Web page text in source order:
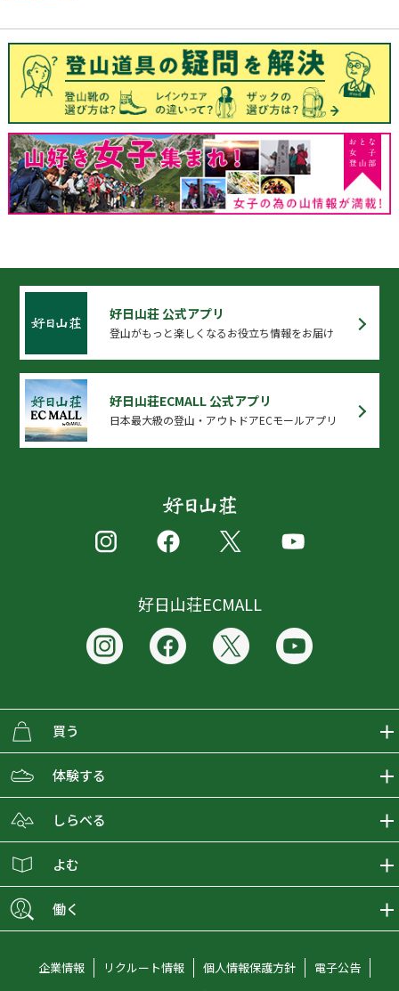
好日山荘 公式アプリ
登山がもっと楽しくなるお役立ち情報をお届け
好日山荘ECMALL 公式アプリ
日本最大級の登山・アウトドアECモールアプリ
好日山荘ECMALL
買う
ECMALLの商品をさがす
取り扱いブランド一覧
ショップブログ
会員募集
体験する
おとな女子登山部
グラビティリサーチ
しらべる
登山レポート
オンラインコンシェルジュ
よむ
好日山荘マガジン
働く
企業情報 リクルート情報 個人情報保護方針
電子公告